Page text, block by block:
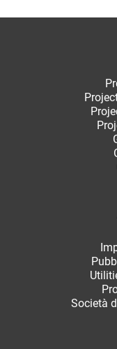
Società